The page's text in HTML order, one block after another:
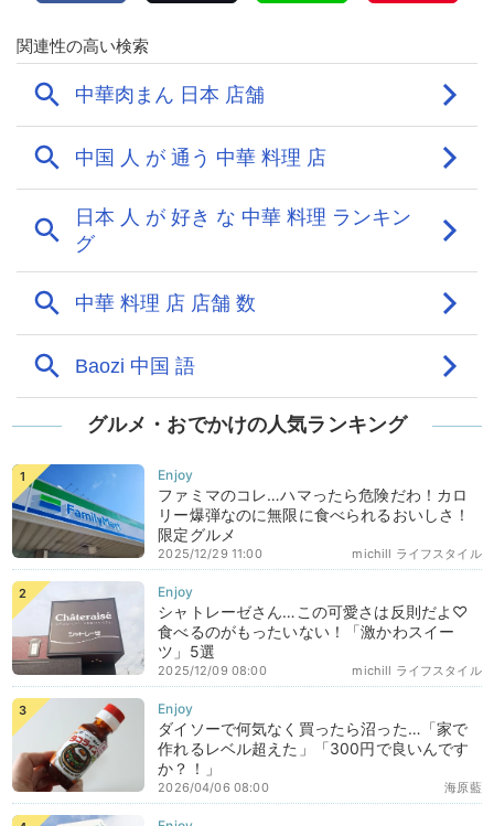
グルメ・おでかけの人気ランキング
ファミマのコレ…ハマったら危険だわ！カロ
リー爆弾なのに無限に食べられるおいしさ！
限定グルメ
michill ライフスタイル
2025/12/29 11:00
シャトレーゼさん…この可愛さは反則だよ♡
食べるのがもったいない！「激かわスイー
ツ」5選
michill ライフスタイル
2025/12/09 08:00
ダイソーで何気なく買ったら沼った…「家で
作れるレベル超えた」「300円で良いんです
か？！」
海原藍
2026/04/06 08:00